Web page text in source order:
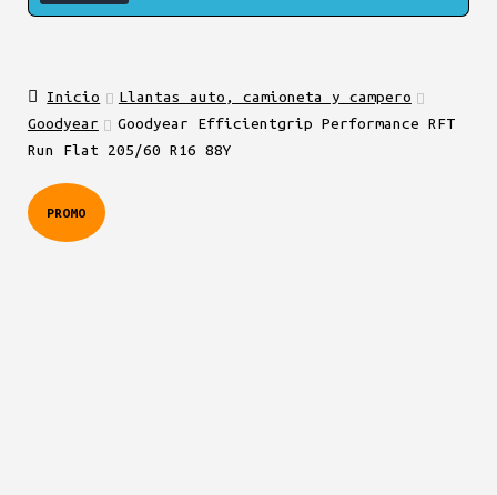
Inicio
Llantas auto, camioneta y campero
Goodyear
Goodyear Efficientgrip Performance RFT
Run Flat 205/60 R16 88Y
PROMO